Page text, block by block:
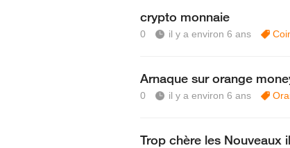
crypto monnaie
0 il y a environ 6 ans
Arnaque sur orange
0 il y a environ 6 ans
Trop chère les Nouveaux